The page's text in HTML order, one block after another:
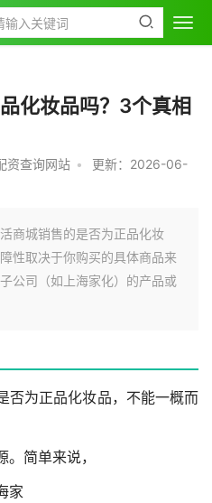
化妆品吗？3个真相
资查询网站 •
更新：2026-06-
商城销售的是否为正品化妆
性取决于你购买的具体商品来
公司（如上海家化）的产品或
否为正品化妆品，不能一概而
简单来说，
家